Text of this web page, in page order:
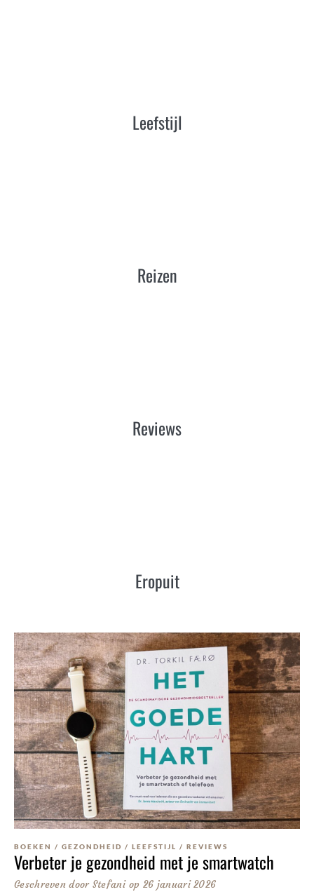
Leefstijl
Reizen
Reviews
Eropuit
BOEKEN / GEZONDHEID / LEEFSTIJL / REVIEWS
Verbeter je gezondheid met je smartwatch
Geschreven doorStefani op 26 januari 2026